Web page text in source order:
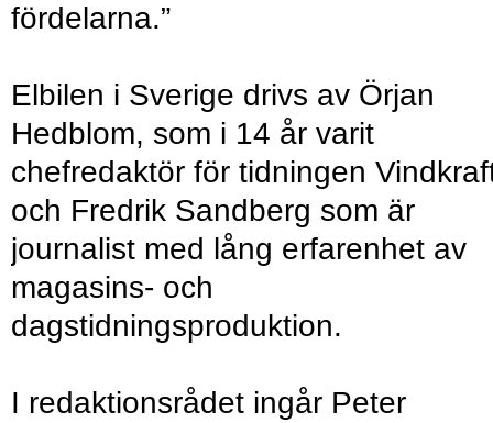
fördelarna.”
Elbilen i Sverige drivs av Örjan
Hedblom, som i 14 år varit
chefredaktör för tidningen
och Fredrik Sandberg som är
journalist med lång erfarenhet av
magasins- och
dagstidningsproduktion.
I redaktionsrådet ingår Peter